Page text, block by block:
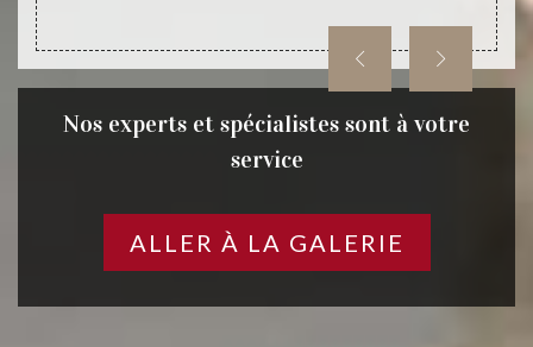
Nos experts et spécialistes sont à votre
service
ALLER À LA GALERIE